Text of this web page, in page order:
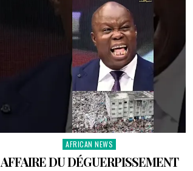
Posted
in
AFRICAN NEWS
AFFAIRE DU DÉGUERPISSEMENT